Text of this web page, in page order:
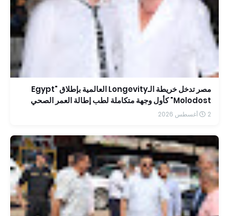
مصر تدخل خريطة الـLongevity العالمية بإطلاق "Egypt
Molodost" كأول وجهة متكاملة لطب إطالة العمر الصحي
2 أغسطس 2026